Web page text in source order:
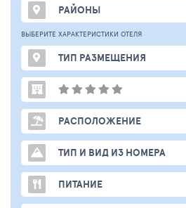
РАЙОНЫ
ВЫБЕРИТЕ ХАРАКТЕРИСТИКИ ОТЕЛЯ
ТИП РАЗМЕЩЕНИЯ
РАСПОЛОЖЕНИЕ
ТИП И ВИД ИЗ НОМЕРА
ПИТАНИЕ